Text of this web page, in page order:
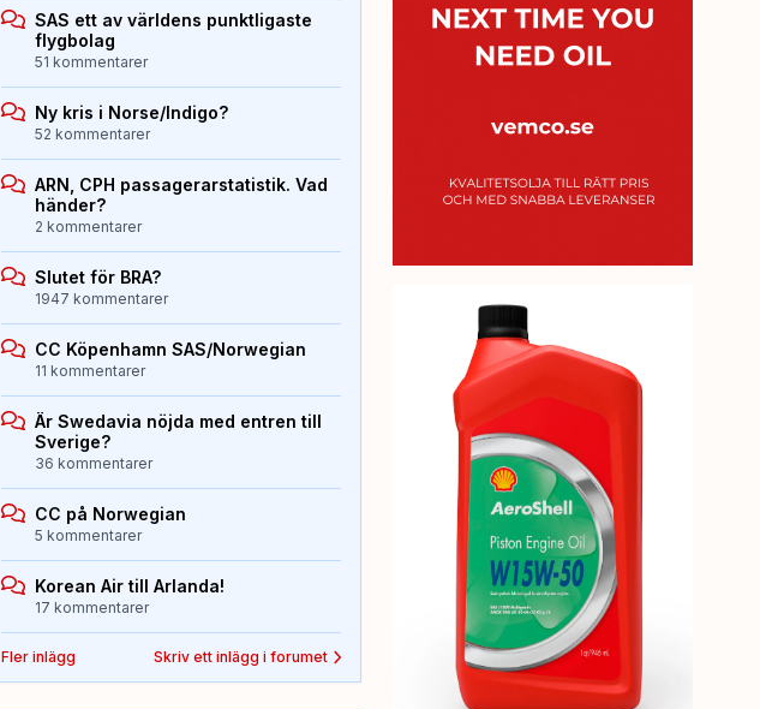
SAS ett av världens punktligaste
flygbolag
51 kommentarer
Ny kris i Norse/Indigo?
52 kommentarer
ARN, CPH passagerarstatistik. Vad
händer?
2 kommentarer
Slutet för BRA?
1947 kommentarer
CC Köpenhamn SAS/Norwegian
11 kommentarer
Är Swedavia nöjda med entren till
Sverige?
36 kommentarer
CC på Norwegian
5 kommentarer
Korean Air till Arlanda!
17 kommentarer
Fler inlägg Skriv ett inlägg i forumet